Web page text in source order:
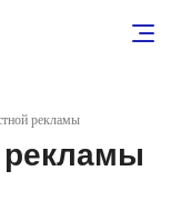
рекламы
рекламы